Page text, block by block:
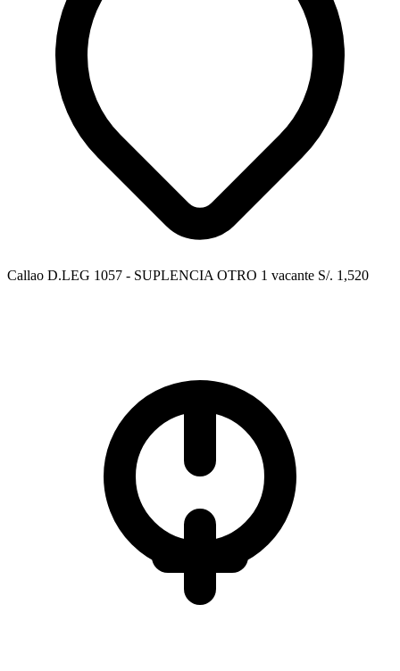
Callao D.LEG 1057 - SUPLENCIA OTRO 1 vacante S/. 1,520